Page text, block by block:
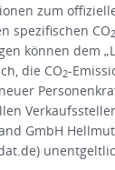
zum
spezifischen CO2
können dem
die CO2-
GmbH